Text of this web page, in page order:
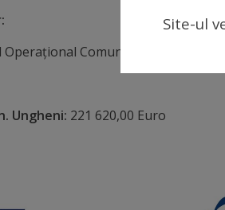
Comun „Bazinul Mării
Ungheni: 221 620,00 Euro
Site-ul